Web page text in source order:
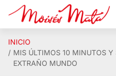
Saltar al contenido principal
INICIO
MIS ÚLTIMOS 10 MINUTOS Y
EXTRAÑO MUNDO